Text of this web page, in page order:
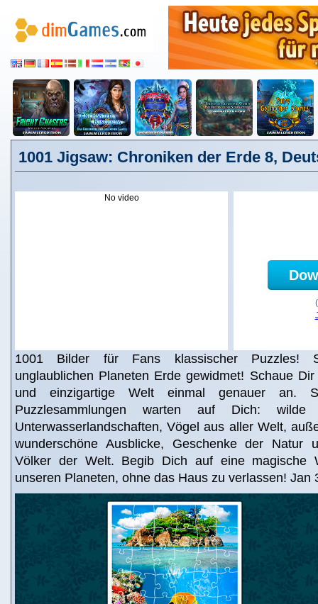
1001 Jigsaw: Chroniken der Erde 8,
No video
1001 Bilder für Fans klassischer Puzzles!
unglaublichen Planeten Erde gewidmet! Schaue
und einzigartige Welt einmal genauer an.
Puzzlesammlungen warten auf Dich: wilde
Unterwasserlandschaften, Vögel aus aller Welt,
wunderschöne Ausblicke, Geschenke der Natur
Völker der Welt. Begib Dich auf eine magische
unseren Planeten, ohne das Haus zu verlassen! Jan